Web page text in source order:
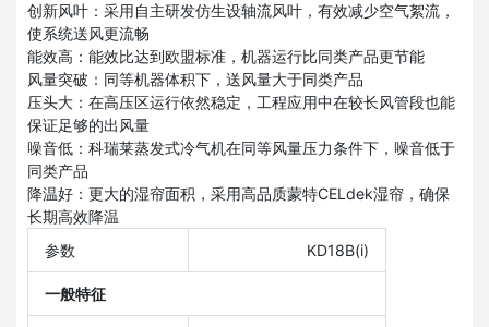
创新风叶：采用自主研发仿生设轴流风叶，有效减少空气絮流，
使系统送风更流畅
能效高：能效比达到欧盟标准，机器运行比同类产品更节能
风量突破：同等机器体积下，送风量大于同类产品
压头大：在高压区运行依然稳定，工程应用中在较长风管段也能
保证足够的出风量
噪音低：科瑞莱蒸发式冷气机在同等风量压力条件下，噪音低于
同类产品
降温好：更大的湿帘面积，采用高品质蒙特CELdek湿帘，确保
长期高效降温
参数
KD18B(i)
一般特征